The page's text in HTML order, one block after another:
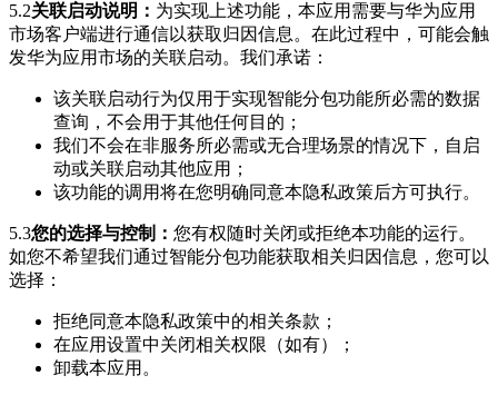
5.2关联启动说明： 为实现上述功能，本应用需要与华为应用
市场客户端进行通信以获取归因信息。在此过程中，可能会触
发华为应用市场的关联启动。我们承诺：
该关联启动行为仅用于实现智能分包功能所必需的数据
查询，不会用于其他任何目的；
我们不会在非服务所必需或无合理场景的情况下，自启
动或关联启动其他应用；
该功能的调用将在您明确同意本隐私政策后方可执行。
5.3您的选择与控制： 您有权随时关闭或拒绝本功能的运行。
如您不希望我们通过智能分包功能获取相关归因信息，您可以
选择：
拒绝同意本隐私政策中的相关条款；
在应用设置中关闭相关权限（如有）；
卸载本应用。